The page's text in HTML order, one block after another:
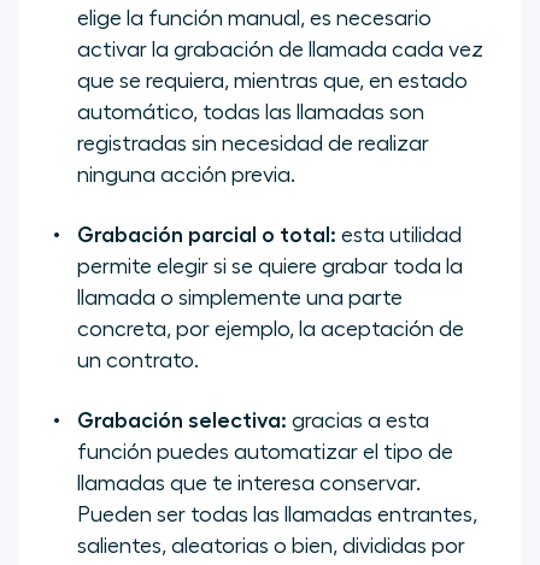
elige la función manual, es necesario
activar la grabación de llamada cada vez
que se requiera, mientras que, en estado
automático, todas las llamadas son
registradas sin necesidad de realizar
ninguna acción previa.
Grabación parcial o total: esta utilidad
permite elegir si se quiere grabar toda la
llamada o simplemente una parte
concreta, por ejemplo, la aceptación de
un contrato.
Grabación selectiva: gracias a esta
función puedes automatizar el tipo de
llamadas que te interesa conservar.
Pueden ser todas las llamadas entrantes,
salientes, aleatorias o bien, divididas por